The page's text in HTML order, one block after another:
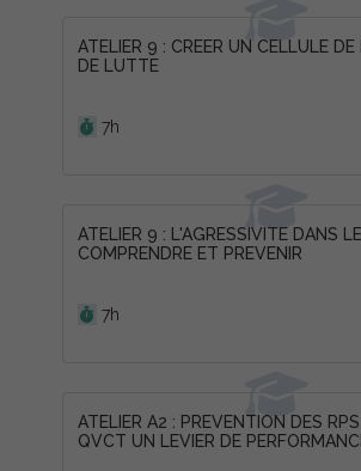
ATELIER 9 : CREER UN CELLULE DE
DE LUTTE
7h
ATELIER 9 : L'AGRESSIVITE DANS
COMPRENDRE ET PREVENIR
7h
ATELIER A2 : PREVENTION DES
QVCT UN LEVIER DE